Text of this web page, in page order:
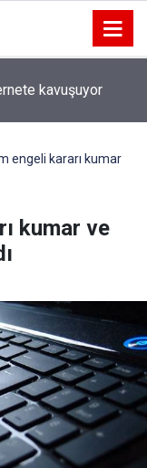
kavuşuyor
engeli kararı kumar
kumar ve